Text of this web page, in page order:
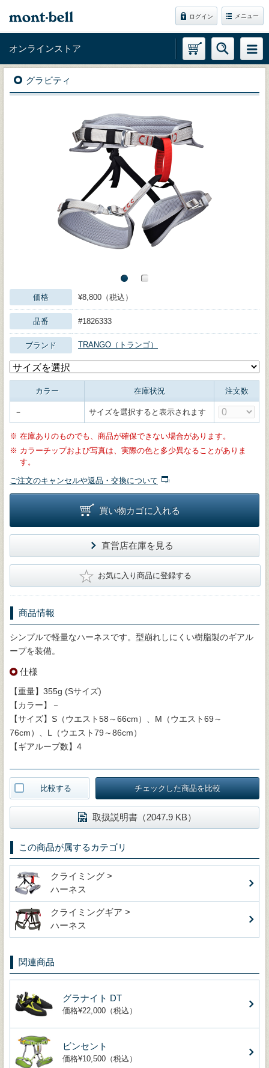
ログイン メニュー
オンラインストア
グラビティ
価格 ¥8,800（税込）
品番 #1826333
ブランド TRANGO（トランゴ）
カラー 在庫状況 注文数
－ サイズを選択すると表示されます
※ 在庫ありのものでも、商品が確保できない場合があります。
※ カラーチップおよび写真は、実際の色と多少異なることがありま
す。
ご注文のキャンセルや返品・交換について
買い物カゴに入れる
直営店在庫を見る
★ お気に入り商品に登録する
商品情報
シンプルで軽量なハーネスです。型崩れしにくい樹脂製のギアル
ープを装備。
仕様
【重量】355g (Sサイズ)
【カラー】－
【サイズ】S（ウエスト58～66cm）、M（ウエスト69～
76cm）、L（ウエスト79～86cm）
【ギアループ数】4
比較する チェックした商品を比較
取扱説明書（2047.9 KB）
この商品が属するカテゴリ
クライミング >
ハーネス
クライミングギア >
ハーネス
関連商品
グラナイト DT
価格¥22,000（税込）
ビンセント
価格¥10,500（税込）